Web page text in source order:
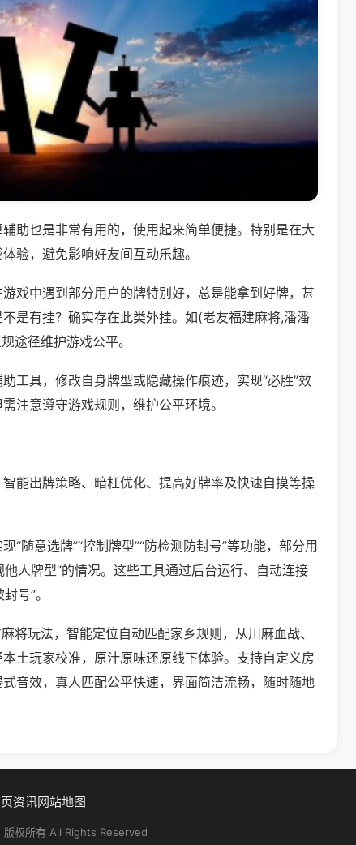
助也是非常有用的，使用起来简单便捷。特别是在大
验，避免影响好友间互动乐趣。
戏中遇到部分用户的牌特别好，总是能拿到好牌，甚
是有挂？确实存在此类外挂。如(老友福建麻将,潘潘
途径维护游戏公平。
工具，修改自身牌型或隐藏操作痕迹，实现“必胜”效
注意遵守游戏规则，维护公平环境。
能出牌策略、暗杠优化、提高好牌率及快速自摸等操
“随意选牌”“控制牌型”“防检测防封号”等功能，部分用
人牌型”的情况。这些工具通过后台运行、自动连接
号”。
将玩法，智能定位自动匹配家乡规则，从川麻血战、
土玩家校准，原汁原味还原线下体验。支持自定义房
音效，真人匹配公平快速，界面简洁流畅，随时随地
资讯网站地图
权所有 All Rights Reserved